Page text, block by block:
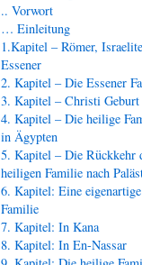
.. Vorwort
… Einleitung
1.Kapitel – Römer,
Essener
2. Kapitel – Die Essener
3. Kapitel – Christi Geburt
4. Kapitel – Die heilige
in Ägypten
5. Kapitel – Die Rückkehr
heiligen Familie nach
6. Kapitel: Eine eigenartige
Familie
7. Kapitel: In Kana
8. Kapitel: In En-Nassar